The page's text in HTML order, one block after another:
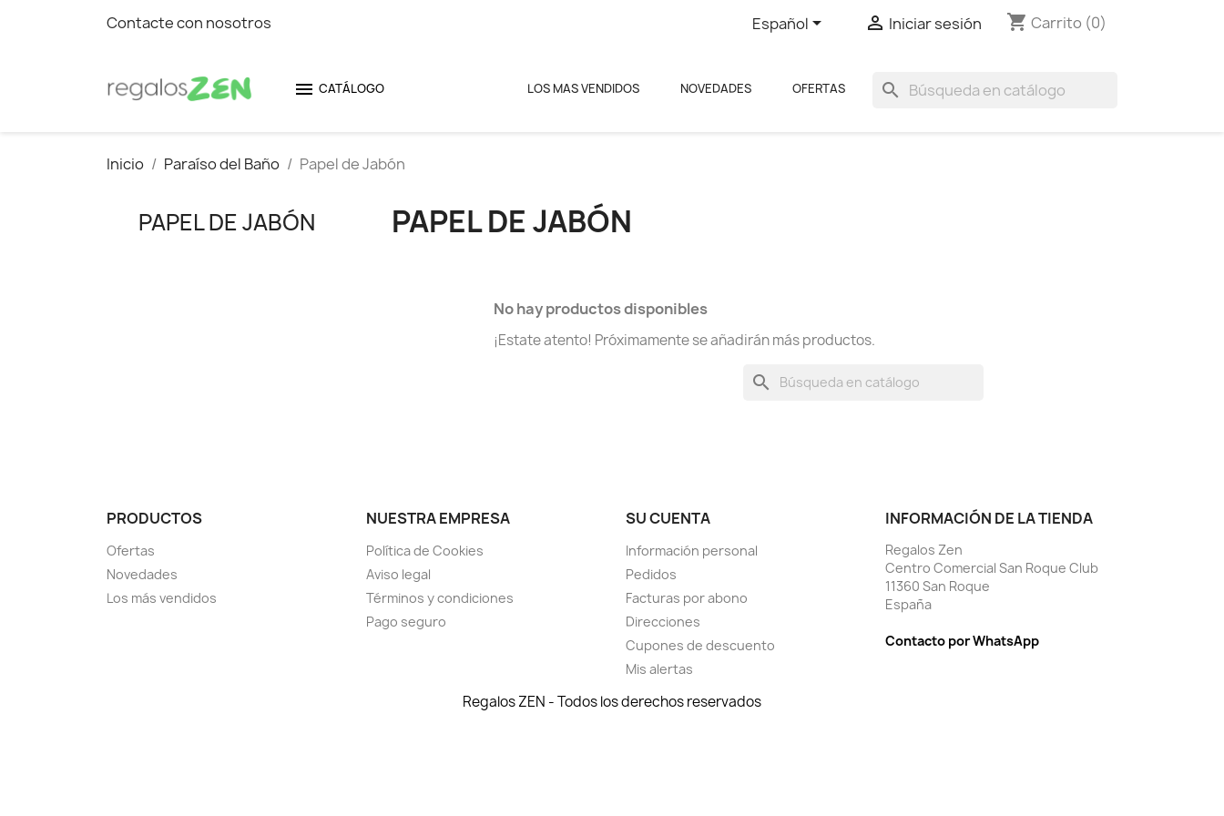
Contacte con nosotros Español  Iniciar sesión shopping_cart Carrito (0)
search
OFERTAS
NOVEDADES
LOS MAS VENDIDOS
 CATÁLOGO
Inicio Paraíso del Baño Papel de Jabón
PAPEL DE JABÓN PAPEL DE JABÓN
No hay productos disponibles
¡Estate atento! Próximamente se añadirán más productos.
search
PRODUCTOS
Ofertas
Novedades
Los más vendidos
NUESTRA EMPRESA
Política de Cookies
Aviso legal
Términos y condiciones
Pago seguro
SU CUENTA
Información personal
Pedidos
Facturas por abono
Direcciones
Cupones de descuento
Mis alertas
INFORMACIÓN DE LA TIENDA
Regalos Zen
Centro Comercial San Roque Club
11360 San Roque
España
Contacto por WhatsApp
Regalos ZEN - Todos los derechos reservados